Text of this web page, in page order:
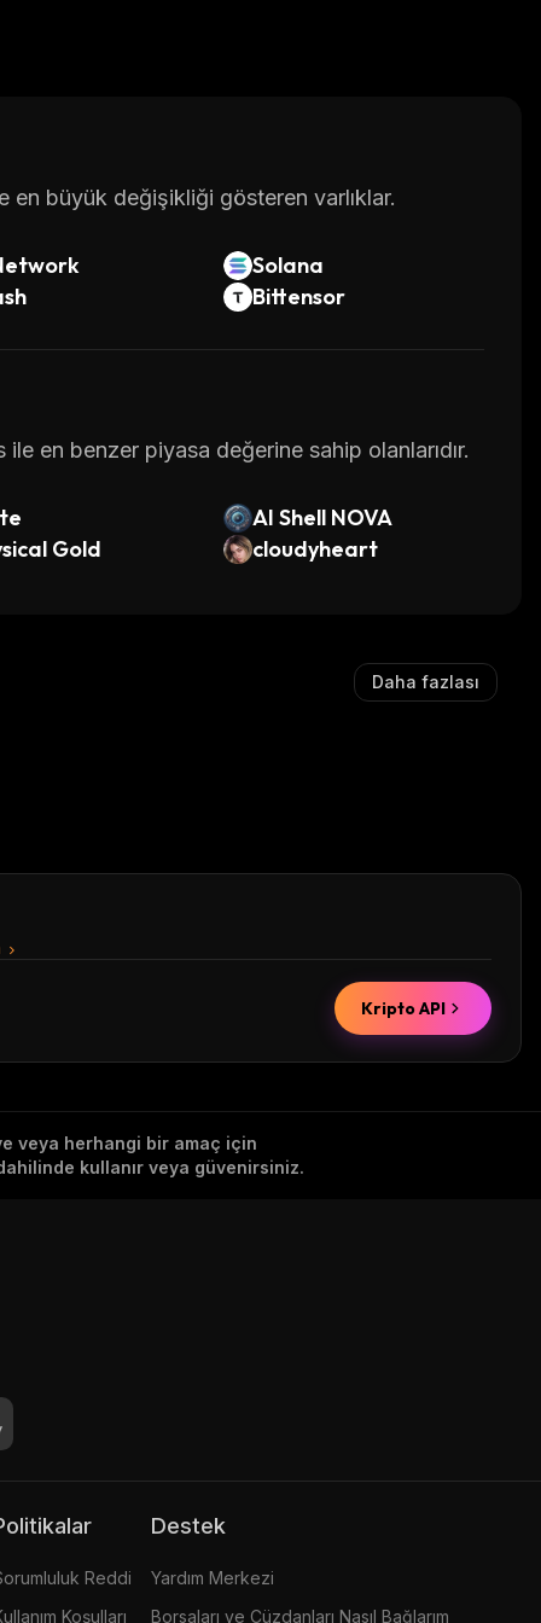
büyük değişikliği gösteren varlıklar.
Solana
Bittensor
en benzer piyasa değerine sahip olanlarıdır.
AI Shell NOVA
Gold cloudyheart
Daha fazlası
Kripto API
veya herhangi bir amaç için
kullanır veya güvenirsiniz.
Politikalar
Reddi
Koşulları
Destek
Yardım Merkezi
Borsaları ve Cüzdanları Nasıl Bağlarım